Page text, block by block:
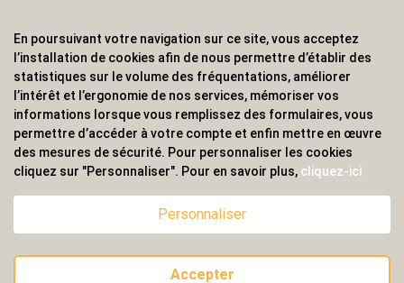
Écriture
Bagagerie sacs
Sport &
Outdoor
Enfant
Boisson
Textile &
Casquette
Accessoires de
bureau
ALVS, fournisseur d'objets publicitaires, pour les
professionnels. Une implantation nationale, une
couverture internationale.
© 2020 ALVS
En poursuivant votre navigation sur ce site, vous acceptez
l’installation de cookies afin de nous permettre d’établir des
statistiques sur le volume des fréquentations, améliorer
l’intérêt et l’ergonomie de nos services, mémoriser vos
informations lorsque vous remplissez des formulaires, vous
permettre d’accéder à votre compte et enfin mettre en œuvre
des mesures de sécurité. Pour personnaliser les cookies
cliquez sur "Personnaliser". Pour en savoir plus, cliquez-ici
Personnaliser
Accepter